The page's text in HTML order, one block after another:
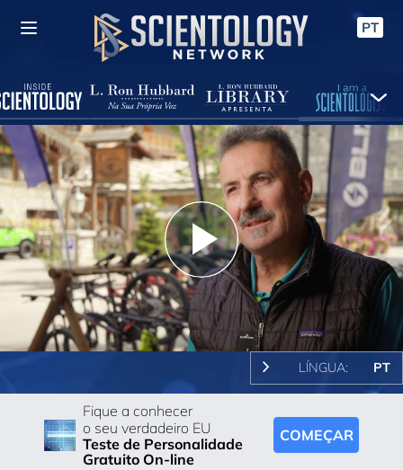
PT
Play
Video
LÍNGUA: PT
Fique a conhecer
o seu verdadeiro EU
Teste de Personalidade
Gratuito On-line
COMEÇAR